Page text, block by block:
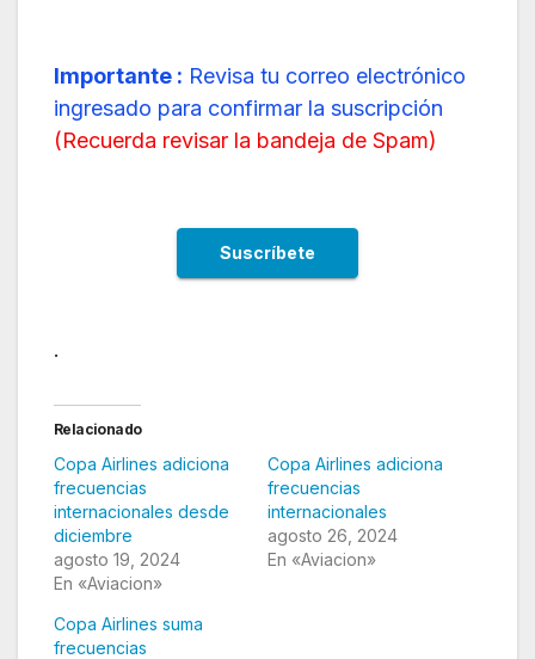
Importante : Revisa tu correo electrónico
ingresado para confirmar la suscripción
(Recuerda revisar la bandeja de Spam)
.
Relacionado
Copa Airlines adiciona
frecuencias
internacionales desde
diciembre
agosto 19, 2024
En «Aviacion»
Copa Airlines adiciona
frecuencias
internacionales
agosto 26, 2024
En «Aviacion»
Copa Airlines suma
frecuencias